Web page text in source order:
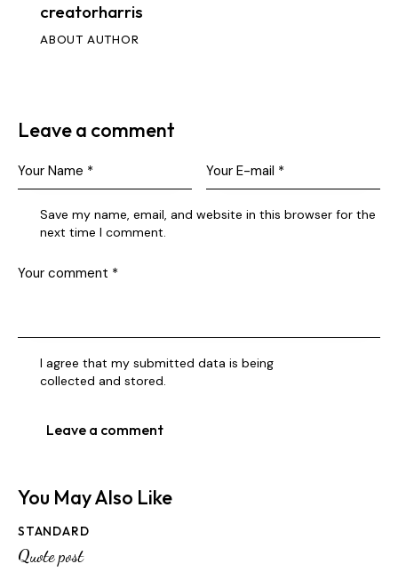
creatorharris
ABOUT AUTHOR
Leave a comment
Save my name, email, and website in this browser for the
next time I comment.
I agree that my submitted data is being
collected and stored.
You May Also Like
STANDARD
Quote post